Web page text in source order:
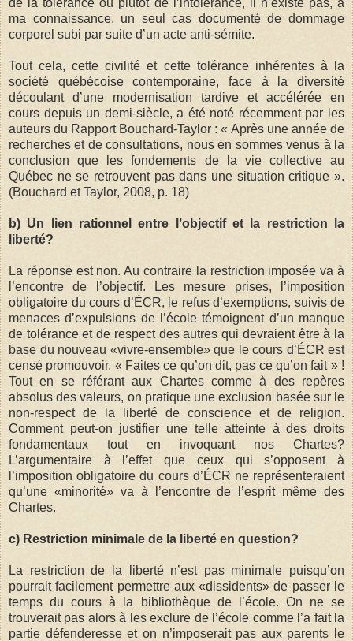
de la tolérance ou plutôt de l’intolérance, il n’existe pas, à
ma connaissance, un seul cas documenté de dommage
corporel subi par suite d’un acte anti-sémite.
Tout cela, cette civilité et cette tolérance inhérentes à la
société québécoise contemporaine, face à la diversité
découlant d’une modernisation tardive et accélérée en
cours depuis un demi-siècle, a été noté récemment par les
auteurs du Rapport Bouchard-Taylor : « Après une année de
recherches et de consultations, nous en sommes venus à la
conclusion que les fondements de la vie collective au
Québec ne se retrouvent pas dans une situation critique ».
(Bouchard et Taylor, 2008, p. 18)
b) Un lien rationnel entre l’objectif et la restriction la
liberté?
La réponse est non. Au contraire la restriction imposée va à
l’encontre de l’objectif. Les mesure prises, l’imposition
obligatoire du cours d’ÉCR, le refus d’exemptions, suivis de
menaces d’expulsions de l’école témoignent d’un manque
de tolérance et de respect des autres qui devraient être à la
base du nouveau «vivre-ensemble» que le cours d’ÉCR est
censé promouvoir. « Faites ce qu’on dit, pas ce qu’on fait » !
Tout en se référant aux Chartes comme à des repères
absolus des valeurs, on pratique une exclusion basée sur le
non-respect de la liberté de conscience et de religion.
Comment peut-on justifier une telle atteinte à des droits
fondamentaux tout en invoquant nos Chartes?
L’argumentaire à l’effet que ceux qui s’opposent à
l’imposition obligatoire du cours d’ÉCR ne représenteraient
qu’une «minorité» va à l’encontre de l’esprit même des
Chartes.
c) Restriction minimale de la liberté en question?
La restriction de la liberté n’est pas minimale puisqu’on
pourrait facilement permettre aux «dissidents» de passer le
temps du cours à la bibliothèque de l’école. On ne se
trouverait pas alors à les exclure de l’école comme l’a fait la
partie défenderesse et on n’imposerait pas aux parents le